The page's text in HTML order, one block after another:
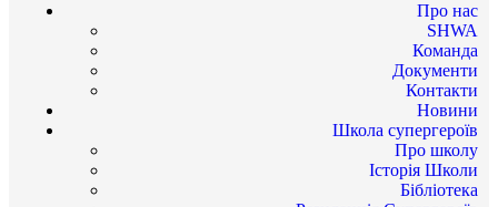
Про нас
SHWA
Команда
Документи
Контакти
Новини
Школа супергероїв
Про школу
Історія Школи
Бібліотека